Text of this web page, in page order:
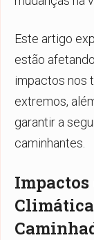
Este artigo
estão
impactos nos
extremos,
garantir a
caminhantes.